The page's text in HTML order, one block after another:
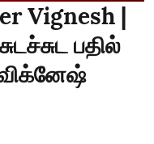
Vignesh |
பதில்